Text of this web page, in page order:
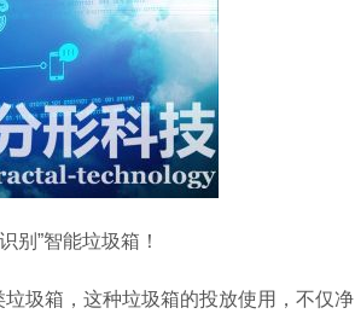
”智能垃圾箱！
圾箱，这种垃圾箱的投放使用，不仅净